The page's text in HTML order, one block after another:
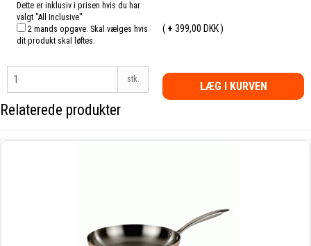
Dette er inklusiv i prisen hvis du har
valgt "All Inclusive"
dit produkt skal løftes.
( + 399,00 DKK )
stk.
LÆG I KURVEN
Relaterede produkter